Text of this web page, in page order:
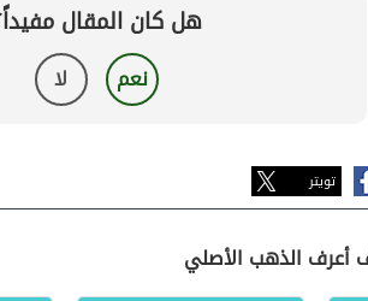
هل كان المقال
نعم لا
تويتر
أعرف الذهب الأصلي